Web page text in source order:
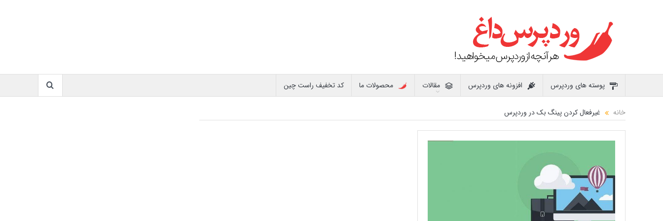
پوسته های وردپرس افزونه های وردپرس مقالات محصولات ما کد تخفیف راست چین
خانه غیرفعال کردن پینگ بک در وردپرس